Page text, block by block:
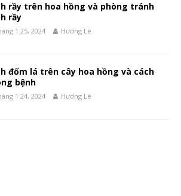
rầy trên hoa hồng và phòng tránh
rầy
1 25, 2024 Hương Lê
đốm lá trên cây hoa hồng và cách
bệnh
1 24, 2024 Hương Lê